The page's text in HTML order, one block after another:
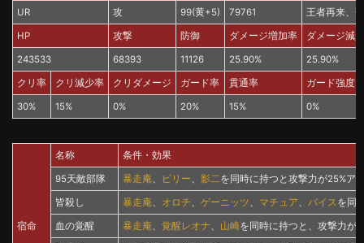
UR 攻 99(黄+5) 79761 王者再来、
HP 攻撃 防御 ダメージ増加率 ダメージ減
243533 68393 11126 25.90% 25.90%
クリ率 クリ減少率 クリダメージ ガード率 貫通率 ガード強度
30% 15% 0% 20% 15% 0%
宿命
名称 条件・効果
95天敵部隊 暴走庵、 ビリー、 影二を同時に持つと攻撃力が25%ア
皆殺し 暴走庵、 オロチ、 ゲーニッツ、 マチュア、 バイスを同
血の覚醒 暴走庵、 覚醒レオナ、 山崎を同時に持つと、攻撃力が